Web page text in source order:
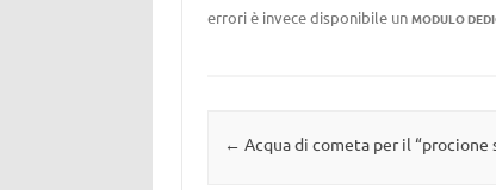
errori è invece disponibile un MODULO
Navigazione articolo
← Acqua di cometa per il “procione